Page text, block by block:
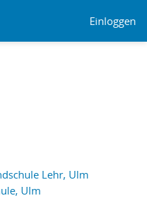
Einloggen
Lehr, Ulm
Ulm